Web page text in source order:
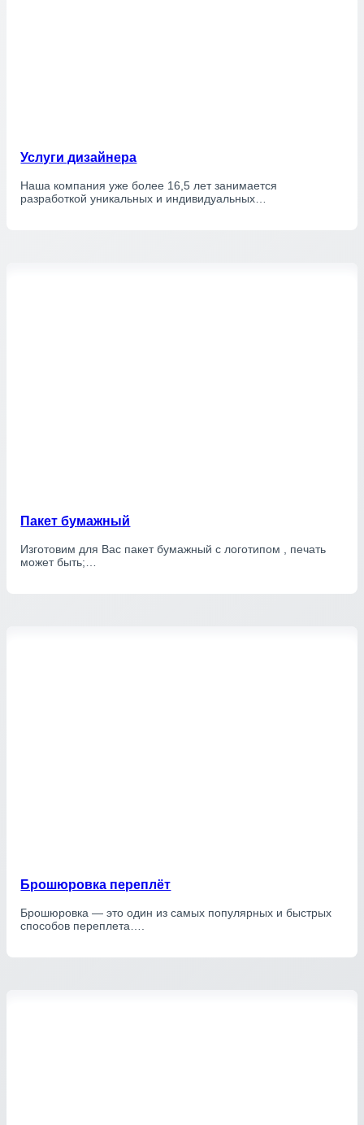
Услуги дизайнера
Наша компания уже более 16,5 лет занимается
разработкой уникальных и индивидуальных…
Пакет бумажный
Изготовим для Вас пакет бумажный с логотипом , печать
может быть;…
Брошюровка переплёт
Брошюровка — это один из самых популярных и быстрых
способов переплета….